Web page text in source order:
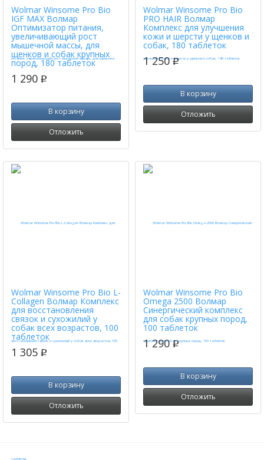
Wolmar Winsome Pro Bio
IGF MAX Волмар
Оптимизатор питания,
увеличивающий рост
мышечной массы, для
щенков и собак крупных
пород, 180 таблеток
1 290 p
В корзину
Отложить
Wolmar Winsome Pro Bio
PRO HAIR Волмар
Комплекс для улучшения
кожи и шерсти у щенков и
собак, 180 таблеток
1 250p
В корзину
Отложить
Wolmar Winsome Pro Bio L-
Collagen Волмар Комплекс
для восстановления
связок и сухожилий у
собак всех возрастов, 100
таблеток
1 305 p
В корзину
Отложить
Wolmar Winsome Pro Bio
Omega 2500 Волмар
Синергический комплекс
для собак крупных пород,
100 таблеток
1 290p
В корзину
Отложить